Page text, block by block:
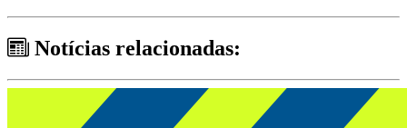
Notícias relacionadas: